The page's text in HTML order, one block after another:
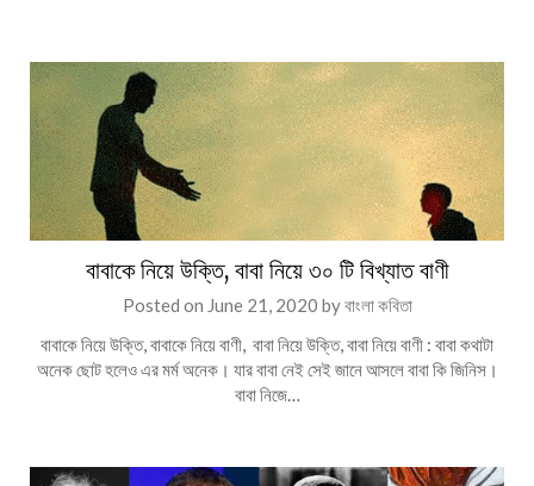
বাবাকে নিয়ে উক্তি, বাবা নিয়ে ৩০ টি বিখ্যাত বাণী
Posted on June 21, 2020 byবাংলা কবিতা
বাবাকে নিয়ে উক্তি, বাবাকে নিয়ে বাণী, বাবা নিয়ে উক্তি, বাবা নিয়ে বাণী : বাবা কথাটা
অনেক ছোট হলেও এর মর্ম অনেক। যার বাবা নেই সেই জানে আসলে বাবা কি জিনিস।
বাবা নিজে…